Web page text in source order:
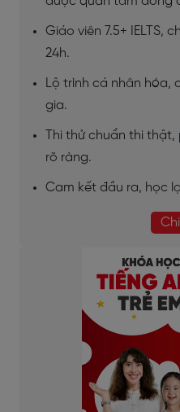
Giáo viên 7.5+ IELTS,
24h.
Lộ trình cá nhân hóa,
gia.
Thi thử chuẩn thi
rõ ràng.
Cam kết đầu ra, học